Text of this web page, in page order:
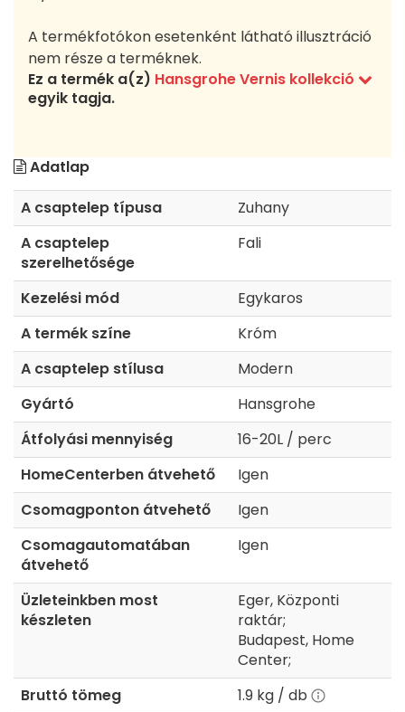
A termékfotókon esetenként látható illusztráció
nem része a terméknek.
Ez a termék a(z) Hansgrohe Vernis kollekció
egyik tagja.
Adatlap
A csaptelep típusa
Zuhany
A csaptelep
szerelhetősége
Fali
Kezelési mód
Egykaros
A termék színe
Króm
A csaptelep stílusa
Modern
Gyártó
Hansgrohe
Átfolyási mennyiség
16-20L / perc
HomeCenterben átvehető
Igen
Csomagponton átvehető
Igen
Csomagautomatában
átvehető
Igen
Üzleteinkben most
készleten
Eger, Központi
raktár;
Budapest, Home
Center;
Bruttó tömeg
1.9 kg / db